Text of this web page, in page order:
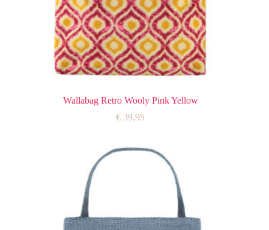
Wallabag Retro Wooly Pink Yellow
€ 39,95